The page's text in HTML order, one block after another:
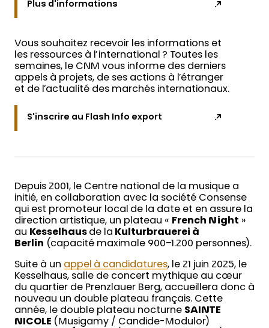
Plus d'informations
Vous souhaitez recevoir les informations et
les ressources à l’international ? Toutes les
semaines, le CNM vous informe des derniers
appels à projets, de ses actions à l’étranger
et de l’actualité des marchés internationaux.
S'inscrire au Flash Info export
Depuis 2001, le Centre national de la musique a
initié, en collaboration avec la société Consense
qui est promoteur local de la date et en assure la
direction artistique, un plateau « French Night »
au Kesselhaus de la Kulturbrauerei à
Berlin (capacité maximale 900–1.200 personnes).
Suite à un appel à candidatures, le 21 juin 2025, le
Kesselhaus, salle de concert mythique au cœur
du quartier de Prenzlauer Berg, accueillera donc à
nouveau un double plateau français. Cette
année, le double plateau nocturne SAINTE
NICOLE (Musigamy / Candide-Modulor)